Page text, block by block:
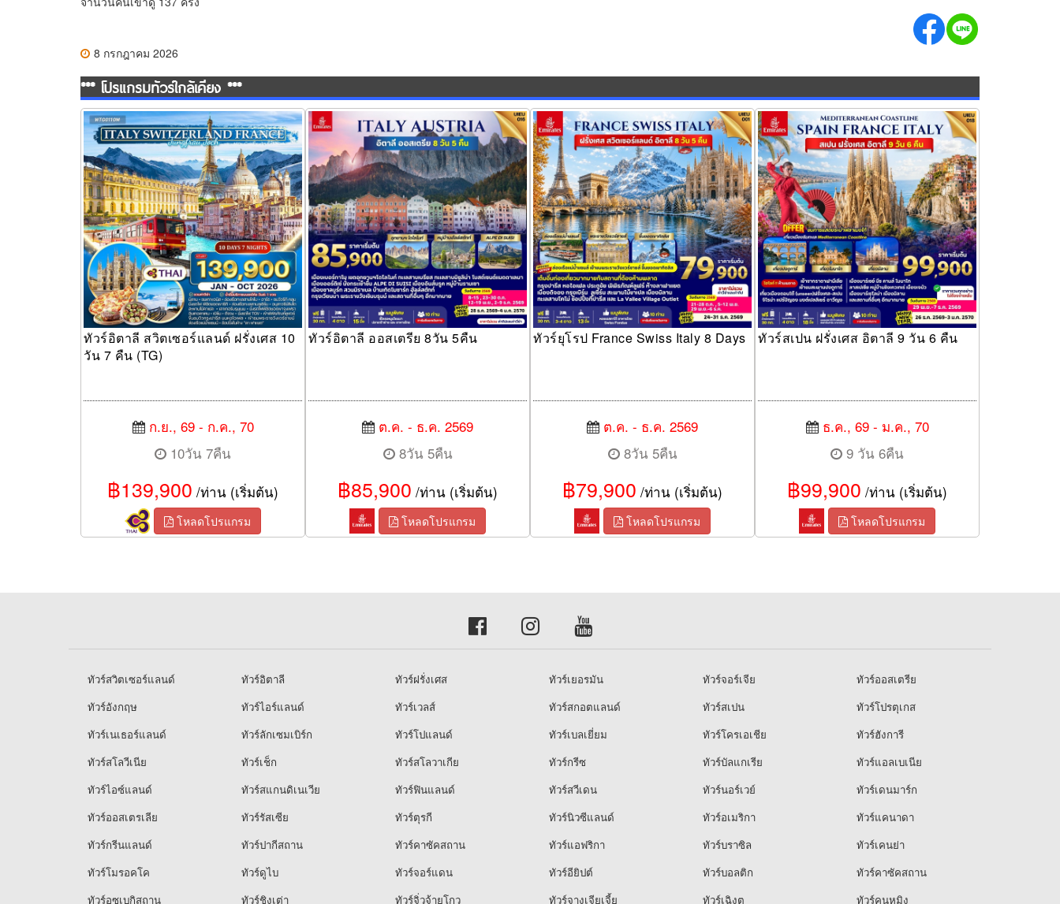
8 กรกฎาคม 2026
*** โปรแกรมทัวร์ใกล้เคียง ***
ทัวร์อิตาลี สวิตเซอร์แลนด์ ฝรั่งเศส 10 วัน 7
คืน (TG)
ทัวร์อิตาลี สวิตเซอร์แลนด์ ฝรั่งเศส 10
วัน 7 คืน (TG)
ก.ย., 69 - ก.ค., 70
10วัน 7คืน
฿139,900 /ท่าน (เริ่มต้น)
โหลดโปรแกรม
ทัวร์อิตาลี ออสเตรีย 8วัน 5คืน
ทัวร์อิตาลี ออสเตรีย 8วัน 5คืน
ต.ค. - ธ.ค. 2569
8วัน 5คืน
฿85,900 /ท่าน (เริ่มต้น)
โหลดโปรแกรม
ทัวร์ยุโรป France Swiss Italy 8 Days
ทัวร์ยุโรป France Swiss Italy 8 Days
ต.ค. - ธ.ค. 2569
8วัน 5คืน
฿79,900 /ท่าน (เริ่มต้น)
โหลดโปรแกรม
ทัวร์สเปน ฝรั่งเศส อิตาลี 9 วัน 6 คืน
ทัวร์สเปน ฝรั่งเศส อิตาลี 9 วัน 6 คืน
ธ.ค., 69 - ม.ค., 70
9 วัน 6คืน
฿99,900 /ท่าน (เริ่มต้น)
โหลดโปรแกรม
ทัวร์สวิตเซอร์แลนด์ ทัวร์อิตาลี ทัวร์ฝรั่งเศส ทัวร์เยอรมัน ทัวร์จอร์เจีย
ทัวร์ออสเตรีย
ทัวร์อังกฤษ
ทัวร์ไอร์แลนด์ ทัวร์เวลส์ ทัวร์สกอตแลนด์ ทัวร์สเปน
ทัวร์โปรตุเกส
ทัวร์เนเธอร์แลนด์
ทัวร์ลักเซมเบิร์ก ทัวร์โปแลนด์ ทัวร์เบลเยี่ยม ทัวร์โครเอเชีย
ทัวร์ฮังการี
ทัวร์สโลวีเนีย
ทัวร์เช็ก ทัวร์สโลวาเกีย ทัวร์กรีซ ทัวร์บัลแกเรีย
ทัวร์แอลเบเนีย
ทัวร์ไอซ์แลนด์
ทัวร์สแกนดิเนเวีย ทัวร์ฟินแลนด์ ทัวร์สวีเดน ทัวร์นอร์เวย์
ทัวร์เดนมาร์ก
ทัวร์ออสเตรเลีย
ทัวร์รัสเซีย ทัวร์ตุรกี ทัวร์นิวซีแลนด์ ทัวร์อเมริกา
ทัวร์แคนาดา
ทัวร์กรีนแลนด์
ทัวร์ปากีสถาน ทัวร์คาซัคสถาน ทัวร์แอฟริกา ทัวร์บราซิล
ทัวร์เคนย่า
ทัวร์โมรอคโค
ทัวร์ดูไบ ทัวร์จอร์แดน ทัวร์อียิปต์ ทัวร์บอลติก
ทัวร์คาซัคสถาน
ทัวร์อุซเบกิสถาน
ทัวร์ชิงเต่า ทัวร์จิ่วจ้ายโกว ทัวร์จางเจียเจี้ย ทัวร์เฉิงตู ทัวร์คุนหมิง